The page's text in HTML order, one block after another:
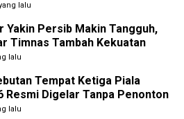
lalu
Yakin Persib Makin Tangguh,
Timnas Tambah Kekuatan
lalu
Tempat Ketiga Piala
Resmi Digelar Tanpa Penonton
lalu